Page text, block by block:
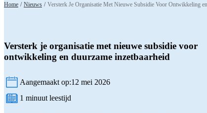
Home / Nieuws / Versterk Je Organisatie Met Nieuwe Subsidie Voor Ontwikkeling
Versterk je organisatie met nieuwe subsidie voor
ontwikkeling en duurzame inzetbaarheid
Aangemaakt op:12 mei 2026
Leestijd:
1 minuut leestijd